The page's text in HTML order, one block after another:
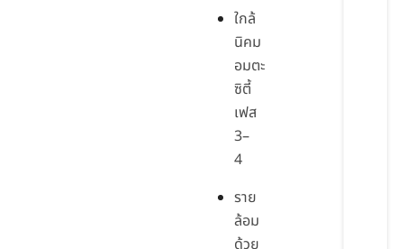
ใกล้
นิคม
อมตะ
ซิตี้
เฟส
3–
4
ราย
ล้อม
ด้วย